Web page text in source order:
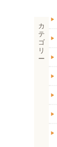
カ
テ
ゴ
リ
ー